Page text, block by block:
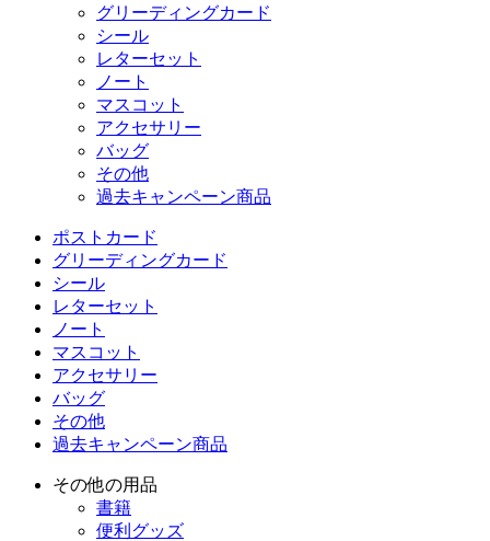
グリーディングカード
シール
レターセット
ノート
マスコット
アクセサリー
バッグ
その他
過去キャンペーン商品
ポストカード
グリーディングカード
シール
レターセット
ノート
マスコット
アクセサリー
バッグ
その他
過去キャンペーン商品
その他の用品
書籍
便利グッズ